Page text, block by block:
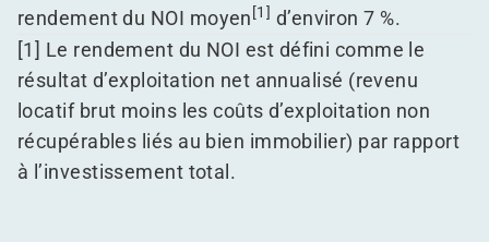
rendement du NOI moyen [1] d’environ 7 %.
[1] Le rendement du NOI est défini comme le
résultat d’exploitation net annualisé (revenu
locatif brut moins les coûts d’exploitation non
récupérables liés au bien immobilier) par rapport
à l’investissement total.